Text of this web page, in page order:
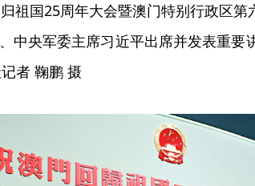
国25周年大会暨澳门特别行政区第
中央军委主席习近平出席并发表重
者 鞠鹏 摄